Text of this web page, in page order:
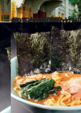
2014.9.12
927もの原色の窓に彩られた シンガポールの美しき元警察署
旅＆お出かけ